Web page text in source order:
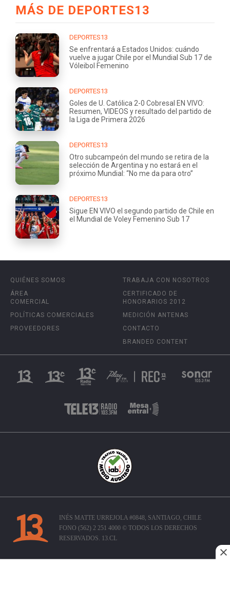
MÁS DE DEPORTES13
DEPORTES13
Se enfrentará a Estados Unidos: cuándo
vuelve a jugar Chile por el Mundial Sub 17 de
Vóleibol Femenino
DEPORTES13
Goles de U. Católica 2-0 Cobresal EN VIVO:
Resumen, VIDEOS y resultado del partido de
la Liga de Primera 2026
DEPORTES13
Otro subcampeón del mundo se retira de la
selección de Argentina y no estará en el
próximo Mundial: “No me da para otro”
DEPORTES13
Sigue EN VIVO el segundo partido de Chile en
el Mundial de Voley Femenino Sub 17
QUIÉNES SOMOS
ÁREA
COMERCIAL
POLÍTICAS COMERCIALES
PROVEEDORES
TRABAJA CON NOSOTROS
CERTIFICADO DE
HONORARIOS 2012
MEDICIÓN ANTENAS
CONTACTO
BRANDED CONTENT
INÉS MATTE URREJOLA #0848, SANTIAGO, CHILE
FONO (562) 2 251 4000 © TODOS LOS DERECHOS
RESERVADOS. 13.CL